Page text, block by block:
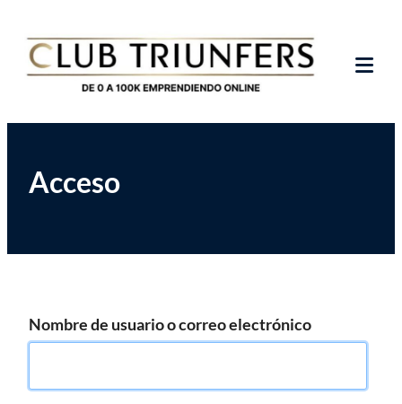
contenido
Club Triunfers
Acceso
Nombre de usuario o correo electrónico